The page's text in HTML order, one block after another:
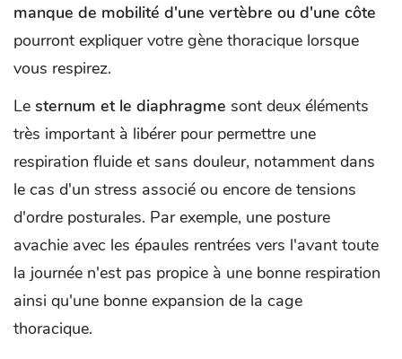
manque de mobilité d'une vertèbre ou d'une côte
pourront expliquer votre gène thoracique lorsque
vous respirez.
Le sternum et le diaphragme sont deux éléments
très important à libérer pour permettre une
respiration fluide et sans douleur, notamment dans
le cas d'un stress associé ou encore de tensions
d'ordre posturales. Par exemple, une posture
avachie avec les épaules rentrées vers l'avant toute
la journée n'est pas propice à une bonne respiration
ainsi qu'une bonne expansion de la cage
thoracique.